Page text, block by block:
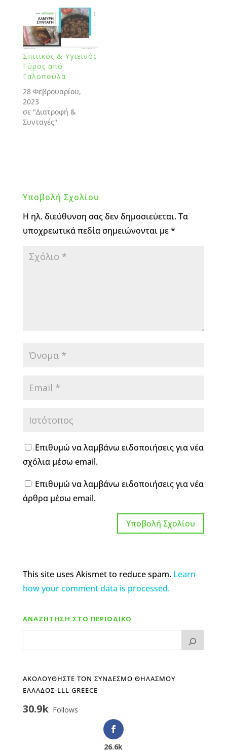
Σπιτικός & Υγιεινός
Γύρος από
Γαλοπούλα
28 Φεβρουαρίου,
2023
σε "Διατροφή &
Συνταγές"
Υποβολή Σχολίου
Η ηλ. διεύθυνση σας δεν δημοσιεύεται.Τα
υποχρεωτικά πεδία σημειώνονται με*
Επιθυμώ να λαμβάνω ειδοποιήσεις για νέα
σχόλια μέσω email.
Επιθυμώ να λαμβάνω ειδοποιήσεις για νέα
άρθρα μέσω email.
This site uses Akismet to reduce spam. Learn
how your comment data is processed.
ΑΝΑΖΗΤΗΣΗ ΣΤΟ ΠΕΡΙΟΔΙΚΟ
ΑΚΟΛΟΥΘΗΣΤΕ ΤΟΝ ΣΥΝΔΕΣΜΟ ΘΗΛΑΣΜΟΥ
ΕΛΛΑΔΟΣ-LLL GREECE
30.9k Follows
26.6k